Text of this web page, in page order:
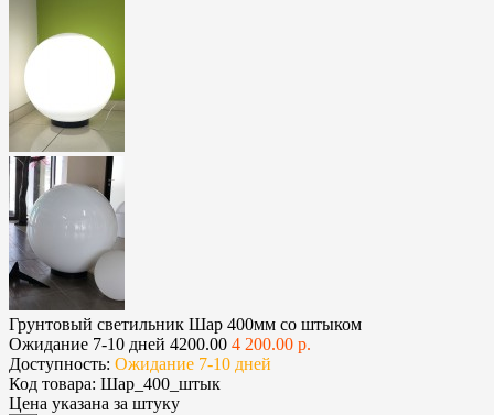
Грунтовый светильник Шар 400мм со штыком
Ожидание 7-10 дней 4200.00 4 200.00 р.
Доступность: Ожидание 7-10 дней
Код товара: Шар_400_штык
Цена указана за штуку